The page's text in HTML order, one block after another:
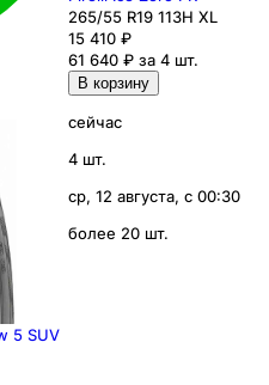
5 SUV
265/55 R19 113H XL
15 410 ₽
61 640 ₽ за 4 шт.
В корзину
сейчас
4 шт.
ср, 12 августа, с 00:30
более 20 шт.